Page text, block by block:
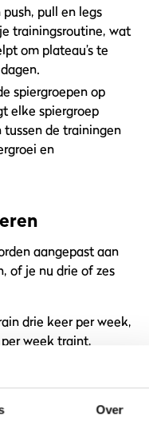
Over
pull en legs
trainingsroutine, wat
om plateau’s te
spiergroepen op
elke spiergroep
de trainingen
en
aangepast aan
of je nu drie of zes
drie keer per week,
week traint,